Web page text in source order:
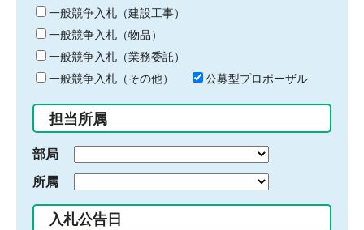
キ
ー
ワ
ー
ド
入
力
一般競争入札（建設工事）
一般競争入札（物品）
一般競争入札（業務委託）
一般競争入札（その他）
公募型プロポーザル
担当所属
部局
所属
入札公告日